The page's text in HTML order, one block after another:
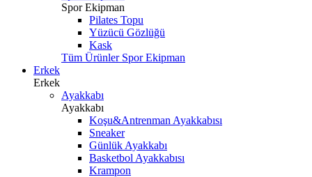
Spor Ekipman
Pilates Topu
Yüzücü Gözlüğü
Kask
Tüm Ürünler Spor Ekipman
Erkek
Erkek
Ayakkabı
Ayakkabı
Koşu&Antrenman Ayakkabısı
Sneaker
Günlük Ayakkabı
Basketbol Ayakkabısı
Krampon